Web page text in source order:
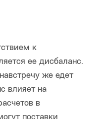
к
ее дисбаланс.
же едет
влияет на
в